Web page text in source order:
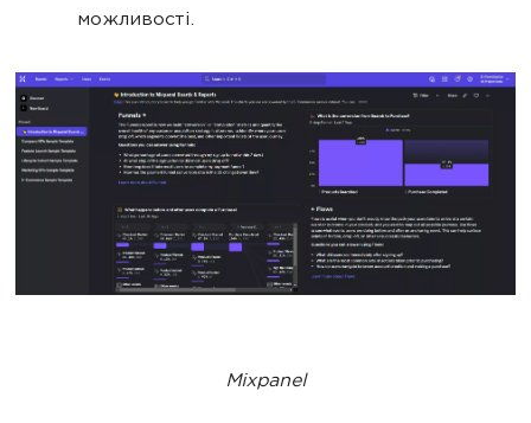
можливості.
Mixpanel